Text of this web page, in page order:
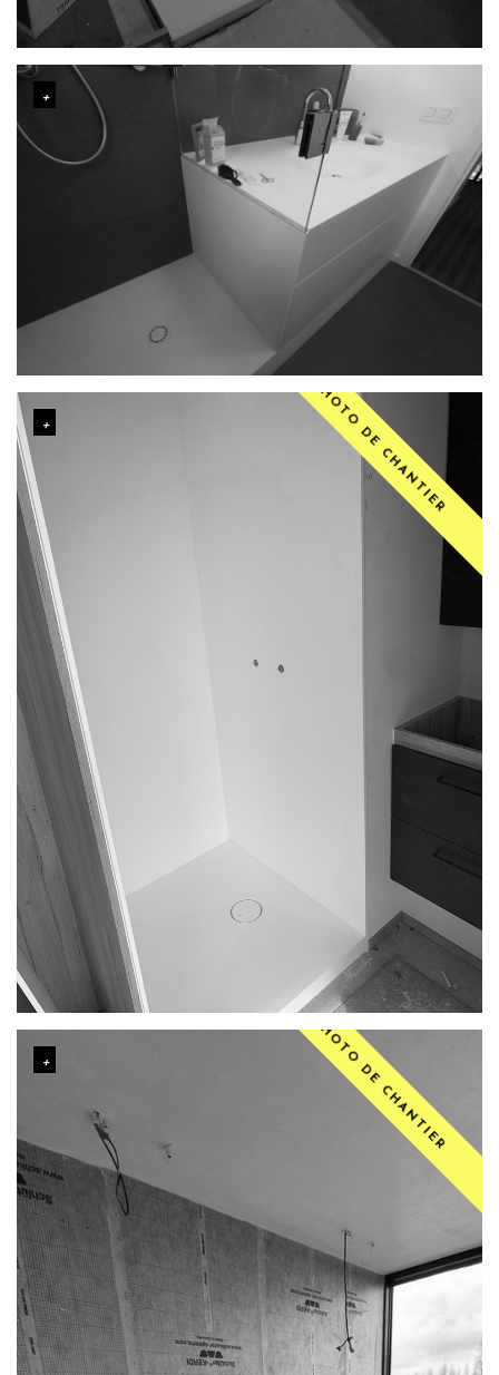
PHOTO DE CHANTIER
PHOTO DE CHANTIER